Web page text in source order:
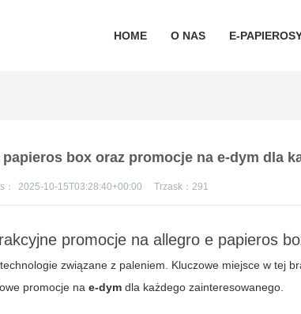
HOME O NAS E-
box oraz promocje na e-dym dla
： 2025-10-15T03:28:40+00:00 Trzask： 291
promocje na allegro e papieros
związane z paleniem. Kluczowe miejsce w tej
promocje nae-dym dla każdego zainteresowanego.